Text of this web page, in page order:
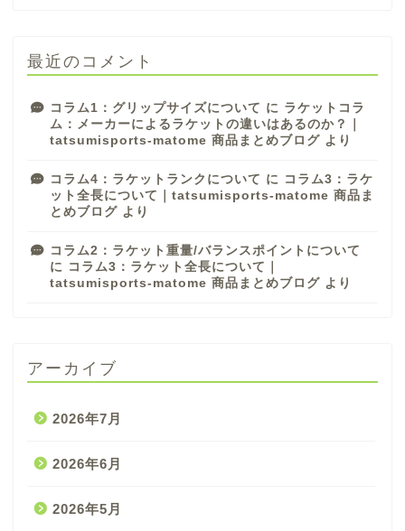
最近のコメント
コラム1：グリップサイズについて に ラケットコラ
ム：メーカーによるラケットの違いはあるのか？｜
tatsumisports-matome 商品まとめブログ より
コラム4：ラケットランクについて に コラム3：ラケ
ット全長について｜tatsumisports-matome 商品ま
とめブログ より
コラム2：ラケット重量/バランスポイントについて
に コラム3：ラケット全長について｜
tatsumisports-matome 商品まとめブログ より
アーカイブ
2026年7月
2026年6月
2026年5月